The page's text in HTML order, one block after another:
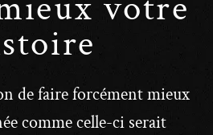
de faire forcément mieux
comme celle-ci serait